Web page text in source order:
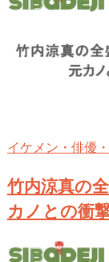
イケメン・俳優
竹内涼真の
カノとの衝